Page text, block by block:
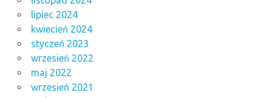
lipiec 2024
kwiecień 2024
styczeń 2023
wrzesień 2022
maj 2022
wrzesień 2021